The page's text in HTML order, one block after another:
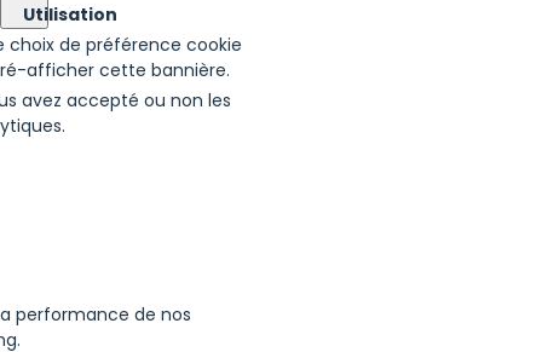
Utilisation
choix de préférence cookie
afficher cette bannière.
avez accepté ou non les
performance de nos